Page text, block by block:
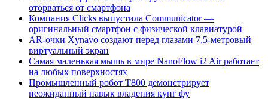
оторваться от смартфона
Компания Clicks выпустила Communicator —
оригинальный смартфон с физической клавиатурой
AR-очки Xynavo создают перед глазами 7,5-метровый
виртуальный экран
Самая маленькая мышь в мире NanoFlow i2 Air работает
на любых поверхностях
Промышленный робот Т800 демонстрирует
неожиданный навык владения кунг фу